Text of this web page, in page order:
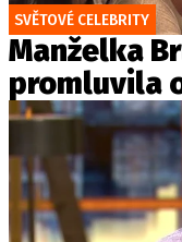
SVĚTOVÉ CELEBRITY
Manželka
promluvila